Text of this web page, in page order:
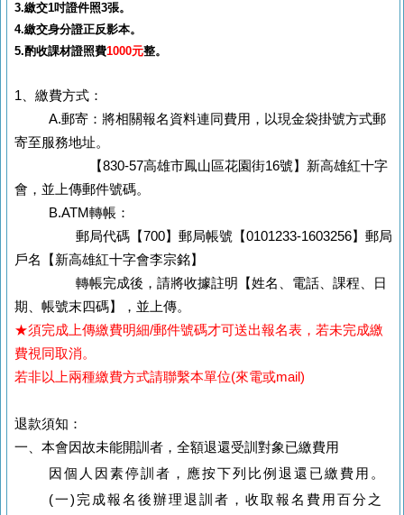
3.繳交1吋證件照3張。
4.繳交身分證正反影本。
5.酌收課材證照費1000元整。
1、繳費方式：
A.郵寄：將相關報名資料連同費用，以現金袋掛號方式郵
寄至服務地址。
【830-57高雄市鳳山區花園街16號】新高雄紅十字
會，並上傳郵件號碼。
B.ATM轉帳：
郵局代碼【700】郵局帳號【0101233-1603256】郵局
戶名【新高雄紅十字會李宗銘】
轉帳完成後，請將收據註明【姓名、電話、課程、日
期、帳號末四碼】，並上傳。
★須完成上傳繳費明細/郵件號碼才可送出報名表，若未完成繳
費視同取消。
若非以上兩種繳費方式請聯繫本單位(來電或mail)
退款須知：
一、本會因故未能開訓者，全額退還受訓對象已繳費用
因個人因素停訓者，應按下列比例退還已繳費用。
(一)完成報名後辦理退訓者，收取報名費用百分之